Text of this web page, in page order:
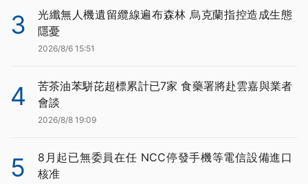
3
光纖無人機遺留纜線遍布森林 烏克蘭指控造成生態
隱憂
2026/8/6 15:51
4
苦茶油苯駢芘超標累計已7家 食藥署將赴雲嘉與業者
會談
2026/8/8 19:09
5
8月起已無委員在任 NCC停發手機等電信設備進口
核准